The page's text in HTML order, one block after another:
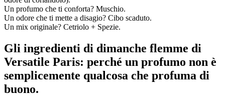
Un profumo che ti conforta? Muschio.
Un odore che ti mette a disagio? Cibo scaduto.
Un mix originale? Cetriolo + Spezie.
Gli ingredienti di dimanche flemme di
Versatile Paris: perché un profumo non è
semplicemente qualcosa che profuma di
buono.